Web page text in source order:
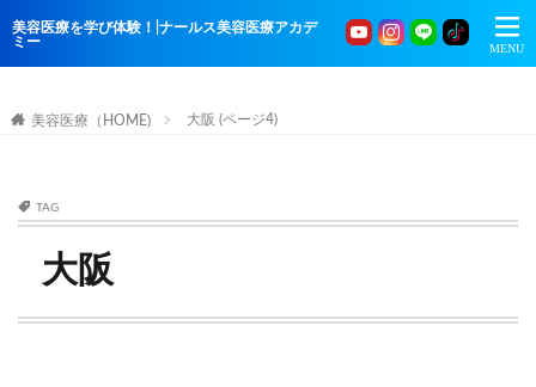
美容医療を学び体験！|ナールス美容医療アカデ
ミー
美容医療（HOME) 大阪 (ページ4)
TAG
大阪